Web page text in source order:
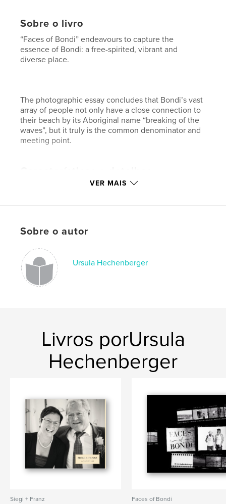
Sobre o livro
“Faces of Bondi” endeavours to capture the
essence of Bondi: a free-spirited, vibrant and
diverse place.
The photographic essay concludes that Bondi’s vast
array of people not only have a close connection to
their beach by its Aboriginal name “breaking of the
waves”, but it truly is the common denominator and
meeting point.
Categoria principal: Arts & Photography Books
Data de publicação:
VER MAIS
Sobre o autor
Ursula Hechenberger
Livros porUrsula
Hechenberger
Siegi + Franz
Faces of Bondi